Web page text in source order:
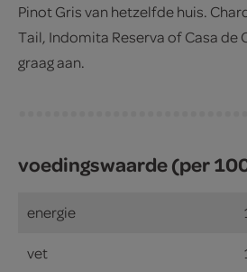
Pinot Gris van hetzelfde huis.
Tail, Indomita Reserva of Casa de
graag aan.
voedingswaarde (per
energie
vet